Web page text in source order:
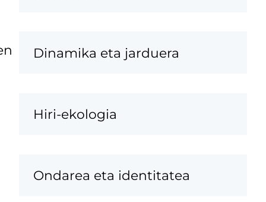
Dinamika eta jarduera
Hiri-ekologia
Ondarea eta identitatea